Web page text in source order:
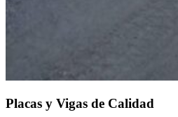
Placas y Vigas de Calidad